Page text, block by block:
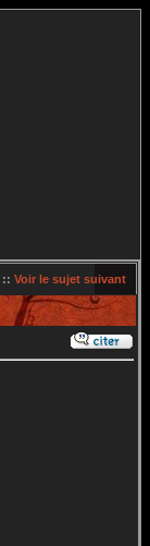
:: Voir le sujet suivant